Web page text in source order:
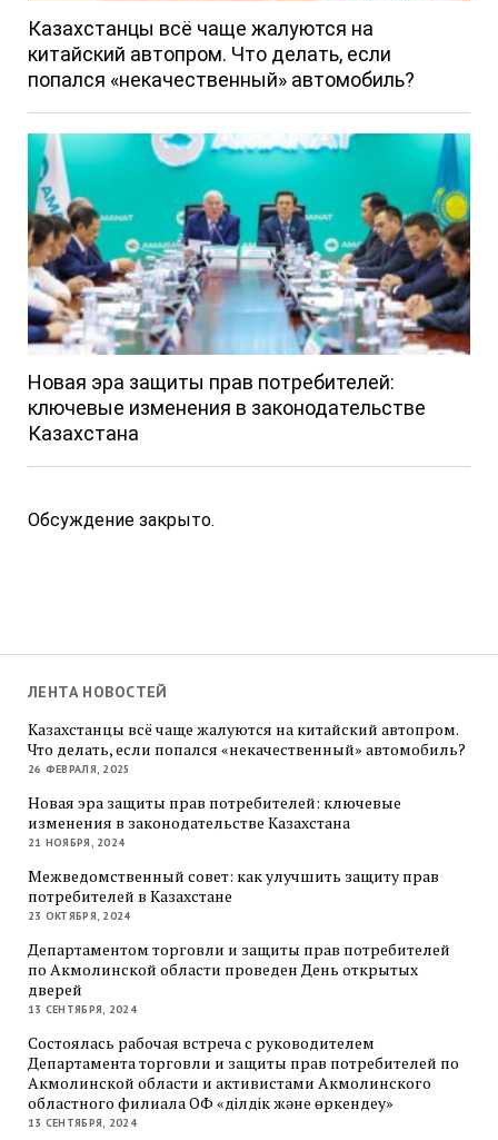
Казахстанцы всё чаще жалуются на
китайский автопром. Что делать, если
попался «некачественный» автомобиль?
Новая эра защиты прав потребителей:
ключевые изменения в законодательстве
Казахстана
Обсуждение закрыто.
ЛЕНТА НОВОСТЕЙ
Казахстанцы всё чаще жалуются на китайский автопром.
Что делать, если попался «некачественный» автомобиль?
26 ФЕВРАЛЯ, 2025
Новая эра защиты прав потребителей: ключевые
изменения в законодательстве Казахстана
21 НОЯБРЯ, 2024
Межведомственный совет: как улучшить защиту прав
потребителей в Казахстане
23 ОКТЯБРЯ, 2024
Департаментом торговли и защиты прав потребителей
по Акмолинской области проведен День открытых
дверей
13 СЕНТЯБРЯ, 2024
Состоялась рабочая встреча с руководителем
Департамента торговли и защиты прав потребителей по
Акмолинской области и активистами Акмолинского
областного филиала ОФ «Әділдік және өркендеу»
13 СЕНТЯБРЯ, 2024